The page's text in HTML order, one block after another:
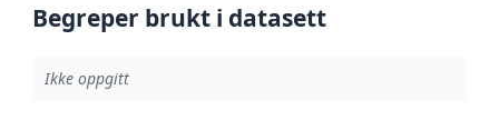
Begreper brukt i datasett
Ikke oppgitt